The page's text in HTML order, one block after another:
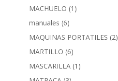
MACHUELO (1)
manuales (6)
MAQUINAS PORTATILES (2)
MARTILLO (6)
MASCARILLA (1)